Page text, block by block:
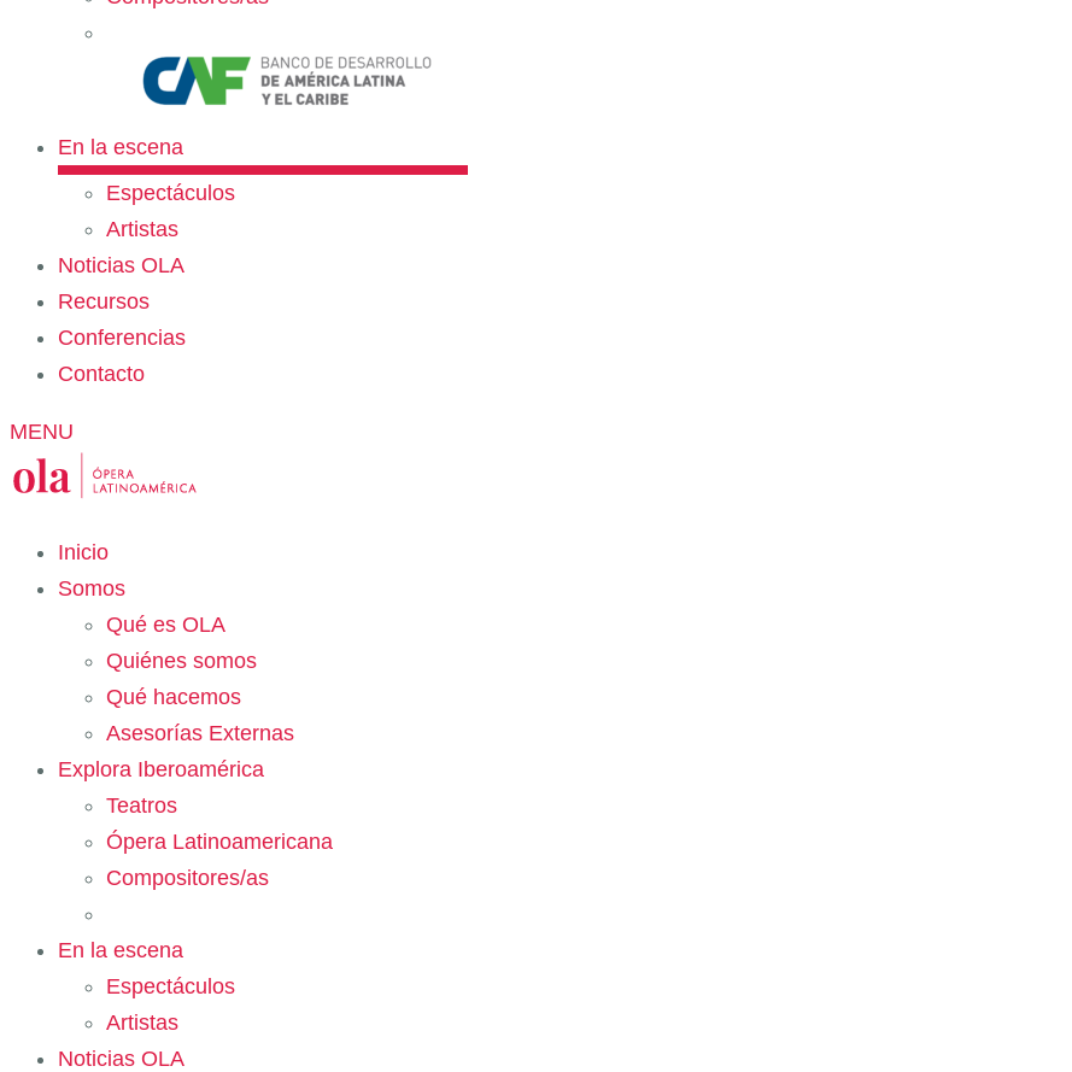
En la escena
Espectáculos
Artistas
Noticias OLA
Recursos
Conferencias
Contacto
MENU
Inicio
Somos
Qué es OLA
Quiénes somos
Qué hacemos
Asesorías Externas
Explora Iberoamérica
Teatros
Ópera Latinoamericana
Compositores/as
En la escena
Espectáculos
Artistas
Noticias OLA